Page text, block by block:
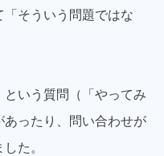
そういう問題ではな
いう質問（「やってみ
ったり、問い合わせが
た。